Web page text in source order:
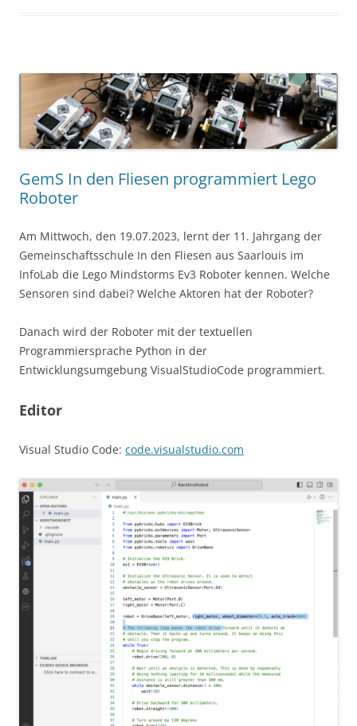
GemS In den Fliesen programmiert Lego
Roboter
Am Mittwoch, den 19.07.2023, lernt der 11. Jahrgang der
Gemeinschaftsschule In den Fliesen aus Saarlouis im
InfoLab die Lego Mindstorms Ev3 Roboter kennen. Welche
Sensoren sind dabei? Welche Aktoren hat der Roboter?
Danach wird der Roboter mit der textuellen
Programmiersprache Python in der
Entwicklungsumgebung VisualStudioCode programmiert.
Editor
Visual Studio Code: code.visualstudio.com